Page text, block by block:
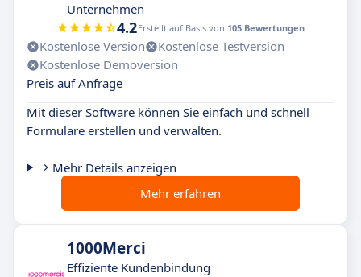
Unternehmen
4.2Erstellt auf Basis von 105 Bewertungen
Kostenlose Version
Kostenlose Testversion
Kostenlose Demoversion
Preis auf Anfrage
Mit dieser Software können Sie einfach und schnell
Formulare erstellen und verwalten.
Mehr Details anzeigen
Mehr erfahren
1000Merci
Effiziente Kundenbindung